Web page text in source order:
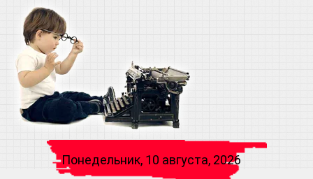
Понедельник, 10 августа, 2026